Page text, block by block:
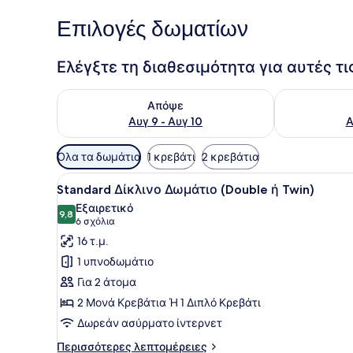
Επιλογές δωματίων
Ελέγξτε τη διαθεσιμότητα για αυτές
Απόψε
Αυγ 9 - Αυγ 10
Έλεγχος διαθεσιμότητας για απόψε Αυγ 9 - Αυγ 10
Έλεγχος
Διαθέσιμα
φίλτρα
για
τα
δωμάτια
Όλα τα δωμάτια 1 κρεβάτι 2 κρεβάτια
Προβολή
όλων
των
φωτογραφιών
για
Standard
Δίκλινο
Δωμάτιο
(Double
ή
Ένα δωμάτιο ξενοδοχείου
13
Standard Δίκλινο Δωμάτιο (Double ή Twin)
9,89,8 στα 10
Εξαιρετικό
6 σχόλια
(6
σχόλια)
16 τ.μ.
1 υπνοδωμάτιο
Για 2 άτομα
2 Μονά Κρεβάτια Ή 1 Διπλό Κρεβάτι
Δωρεάν ασύρματο ίντερνετ
Περισσότερες λεπτομέρειες
Περισσότερες